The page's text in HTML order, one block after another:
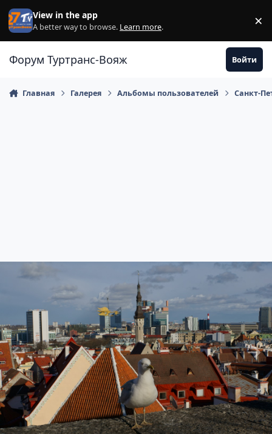
Перейти к содержанию
View in the app
A better way to browse. Learn more. ×
Форум Туртранс-Вояж Войти
Главная Галерея Альбомы пользователей Санкт-